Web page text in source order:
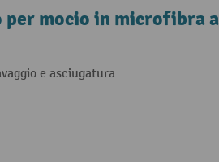
mocio in microfibra
e asciugatura